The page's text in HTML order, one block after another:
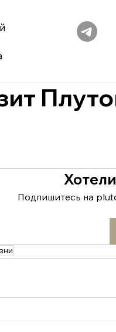
число из 5 звезд.
Подпишитесь на